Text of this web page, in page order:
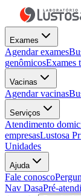
Exames
Agendar exames
genômicosExames
Vacinas
Agendar vacinas
Serviços
Atendimento
empresasLustosa
Unidades
Ajuda
Fale conosco
Nav DasaPré-